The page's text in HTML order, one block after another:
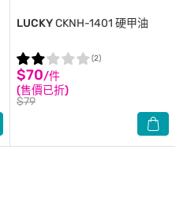
LUCKYCKNH-1401 硬甲油
$70/件
(售價已折)
$79
(2)